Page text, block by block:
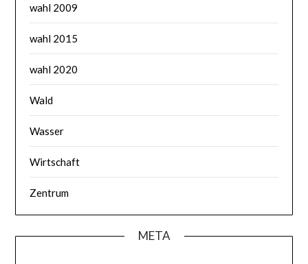
wahl 2009
wahl 2015
wahl 2020
Wald
Wasser
Wirtschaft
Zentrum
META